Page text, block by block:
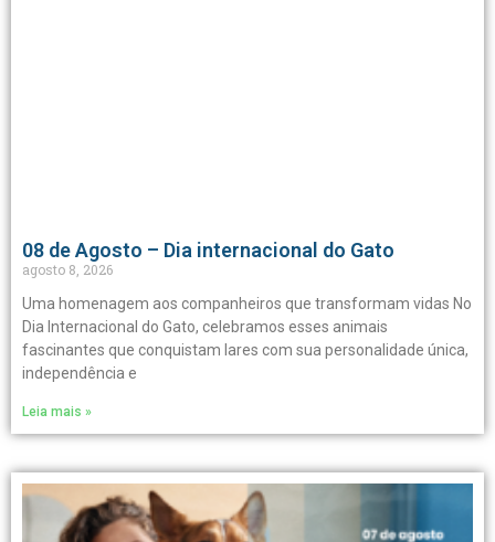
08 de Agosto – Dia internacional do Gato
agosto 8, 2026
Uma homenagem aos companheiros que transformam vidas No
Dia Internacional do Gato, celebramos esses animais
fascinantes que conquistam lares com sua personalidade única,
independência e
Leia mais »